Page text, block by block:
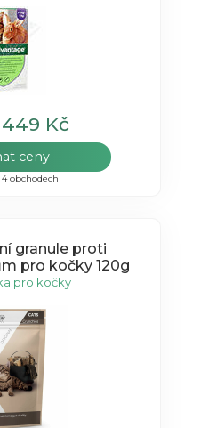
449 Kč
ceny
obchodech
granule proti
pro kočky 120g
pro kočky